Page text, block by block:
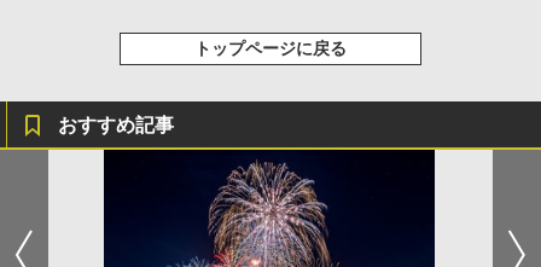
トップページに戻る
おすすめ記事